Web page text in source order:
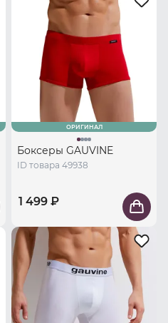
ОРИГИНАЛ
Боксеры GAUVINE
ID товара 49938
1 499 ₽